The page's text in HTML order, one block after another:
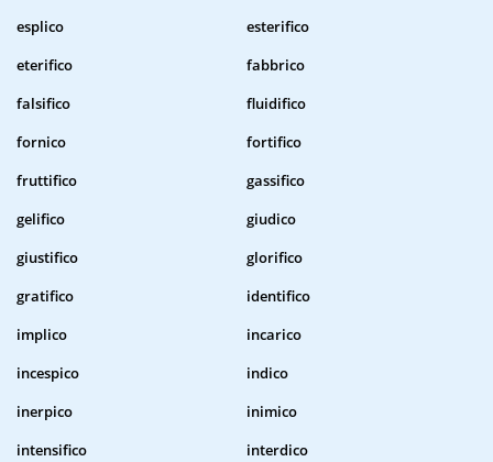
esplico
esterifico
eterifico
fabbrico
falsifico
fluidifico
fornico
fortifico
fruttifico
gassifico
gelifico
giudico
giustifico
glorifico
gratifico
identifico
implico
incarico
incespico
indico
inerpico
inimico
intensifico
interdico